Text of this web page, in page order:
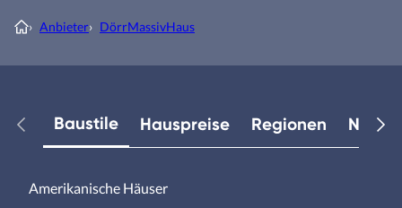
› Anbieter› DörrMassivHaus
Baustile Hauspreise Regionen
Amerikanische Häuser